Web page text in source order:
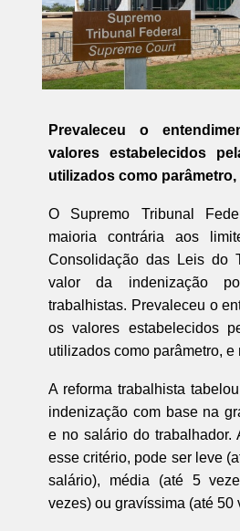
Prevaleceu o
valores estabelecidos
utilizados como
O Supremo Tribunal
maioria contrária aos
Consolidação das Leis do
valor da indenização
trabalhistas. Prevaleceu o
os valores estabelecidos
utilizados como parâmetro, e
A reforma trabalhista
indenização com base na
e no salário do trabalhador.
esse critério, pode ser leve
salário), média (até 5
vezes) ou gravíssima (até 50